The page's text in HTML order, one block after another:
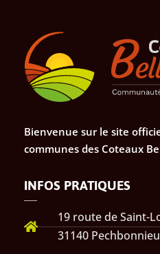
Bienvenue sur le site
communes des Coteaux
INFOS PRATIQUES
19 route de Saint-
31140 Pechbonnieu